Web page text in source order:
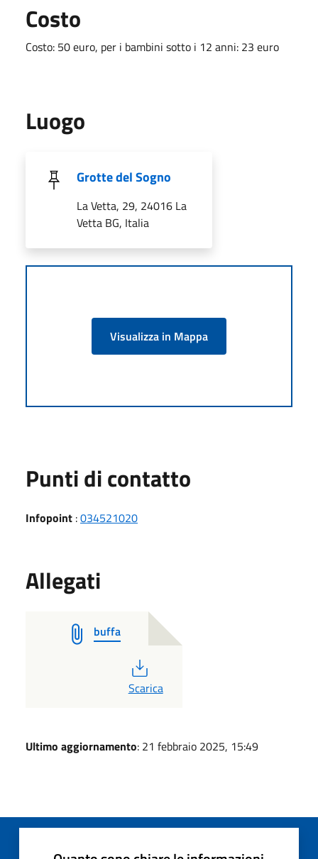
Costo
Costo: 50 euro, per i bambini sotto i 12 anni: 23 euro
Luogo
Grotte del Sogno
La Vetta, 29, 24016 La
Vetta BG, Italia
Visualizza in Mappa
Punti di contatto
Infopoint :034521020
Allegati
buffa
PDF
Scarica
Ultimo aggiornamento: 21 febbraio 2025, 15:49